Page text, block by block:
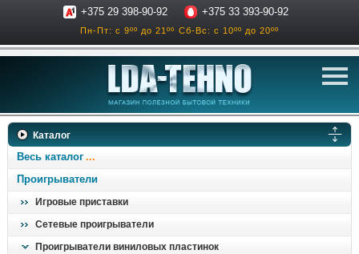
+375 29 398-90-92 +375 33 393-90-92
Пн-Пт: с 9ºº до 21ºº Сб-Вс: с 10ºº до 20ºº
телевизоры
ресиверы, усилители
проигрыватели
Каталог
Весь каталог
Проигрыватели
Игровые приставки
Сетевые проигрыватели
Проигрыватели виниловых пластинок